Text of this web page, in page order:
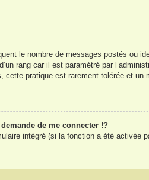
le nombre de messages postés ou
rang car il est paramétré par
pratique est rarement tolérée et
de me connecter !?
intégré (si la fonction a été activée